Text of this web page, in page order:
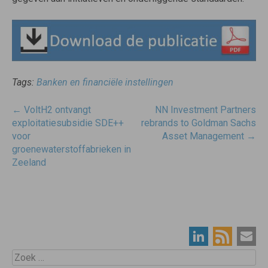
Tags: Banken en financiële instellingen
Post
navigatie
← VoltH2 ontvangt
exploitatiesubsidie SDE++
voor
groenewaterstoffabrieken in
Zeeland
NN Investment Partners
rebrands to Goldman Sachs
Asset Management →
Zoek